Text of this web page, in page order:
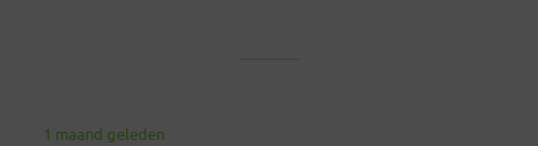
1 maand geleden